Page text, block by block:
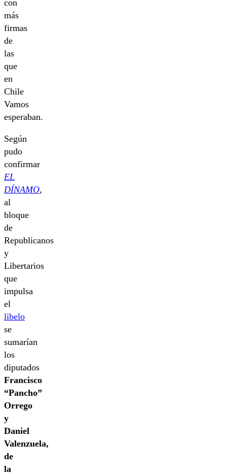
con
más
firmas
de
las
que
en
Chile
Vamos
esperaban.
Según
pudo
confirmar
EL
DÍNAMO,
al
bloque
de
Republicanos
y
Libertarios
que
impulsa
el
libelo
se
sumarían
los
diputados
Francisco
“Pancho”
Orrego
y
Daniel
Valenzuela,
de
la